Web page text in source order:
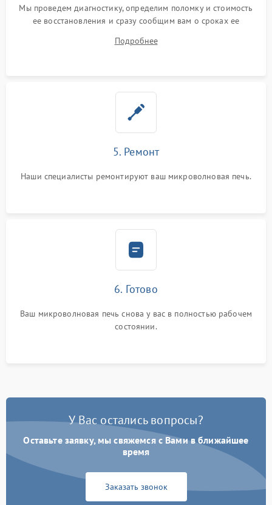
Мы проведем диагностику, определим поломку и стоимость
ее восстановления и сразу сообщим вам о сроках ее
Подробнее
5. Ремонт
Наши специалисты ремонтируют ваш микроволновая печь.
6. Готово
Ваш микроволновая печь снова у вас в полностью рабочем
состоянии.
У Вас остались вопросы?
Оставьте заявку, мы свяжемся с Вами в ближайшее
время
Заказать звонок